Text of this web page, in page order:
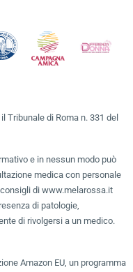
Tribunale di Roma n. 331 del
e in nessun modo può
medica con personale
di www.melarossa.it
di patologie,
di rivolgersi a un medico.
Amazon EU, un programma